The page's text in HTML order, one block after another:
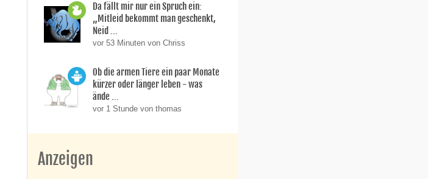
Da fällt mir nur ein Spruch ein:
„Mitleid bekommt man geschenkt,
Neid ...
vor 53 Minuten von Chriss
Ob die armen Tiere ein paar Monate
kürzer oder länger leben - was
ände ...
vor 1 Stunde von thomas
Anzeigen